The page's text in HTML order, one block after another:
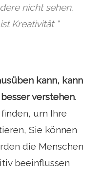
nicht sehen.
Kreativität "
kann, kann
verstehen.
um Ihre
Sie können
die Menschen
beeinflussen